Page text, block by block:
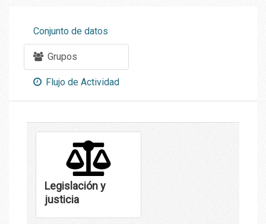
Conjunto de datos
Grupos
Flujo de Actividad
Legislación y
justicia